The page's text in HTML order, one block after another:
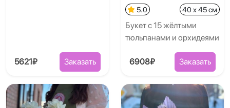
5621₽ Заказать
5.0 40 x 45 см
Букет с 15 жёлтыми
тюльпанами и орхидеями
6908₽ Заказать